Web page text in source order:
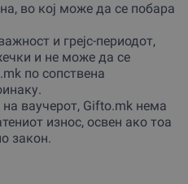
во кој може да се побара
и грејс-периодот,
и не може да се
по сопствена
ваучерот, Gifto.mk нема
износ, освен ако тоа
закон.